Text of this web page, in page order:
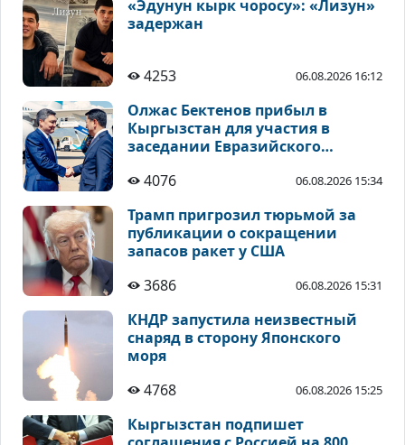
«Эдунун кырк чоросу»: «Лизун»
задержан
4253 06.08.2026 16:12
Олжас Бектенов прибыл в
Кыргызстан для участия в
заседании Евразийского
4076
06.08.2026 15:34
Трамп пригрозил тюрьмой за
публикации о сокращении
запасов ракет у США
3686
06.08.2026 15:31
КНДР запустила неизвестный
снаряд в сторону Японского
моря
4768
06.08.2026 15:25
Кыргызстан подпишет